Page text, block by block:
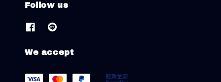
Follow us
We accept